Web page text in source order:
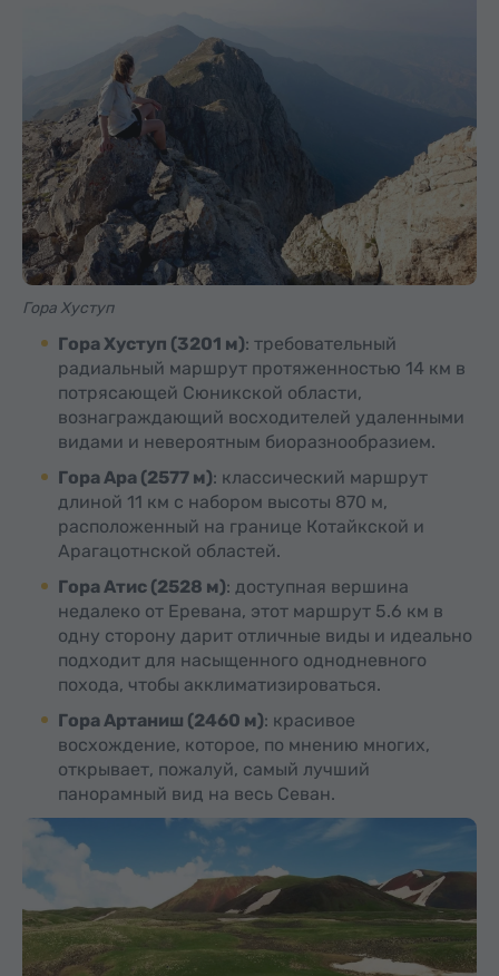
Гора Хуступ
Гора Хуступ (3201 м): требовательный
радиальный маршрут протяженностью 14 км в
потрясающей Сюникской области,
вознаграждающий восходителей удаленными
видами и невероятным биоразнообразием.
Гора Ара (2577 м): классический маршрут
длиной 11 км с набором высоты 870 м,
расположенный на границе Котайкской и
Арагацотнской областей.
Гора Атис (2528 м): доступная вершина
недалеко от Еревана, этот маршрут 5.6 км в
одну сторону дарит отличные виды и идеально
подходит для насыщенного однодневного
похода, чтобы акклиматизироваться.
Гора Артаниш (2460 м): красивое
восхождение, которое, по мнению многих,
открывает, пожалуй, самый лучший
панорамный вид на весь Севан.